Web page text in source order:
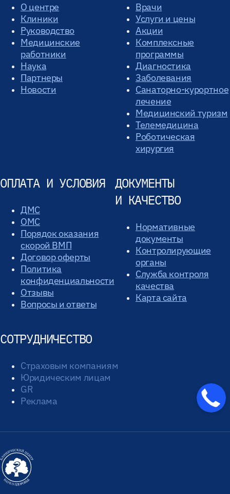
О центре
Клиники
Руководство
Медицинские
работники
Наука
Партнеры
Новости
Врачи
Услуги и цены
Акции
Комплексные
программы
Диагностика
Заболевания
Санаторно-курортное
лечение
Медицинский туризм
Телемедицина
Роботическая
хирургия
ОПЛАТА И УСЛОВИЯ
ДМС
ОМС
Порядок оказания
скорой ВМП
Договор оферты
Политика
конфиденциальности
Отзывы
Вопросы и ответы
ДОКУМЕНТЫ
И КАЧЕСТВО
Нормативные
документы
Контролирующие
органы
Служба контроля
качества
Карта сайта
СОТРУДНИЧЕСТВО
Страховым компаниям
Юридическим лицам
GR
Реклама